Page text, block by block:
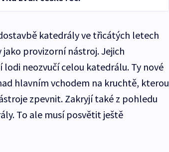
katedrály ve třicátých letech
provizorní nástroj. Jejich
neozvučí celou katedrálu. Ty nové
hlavním vchodem na kruchtě, kterou
zpevnit. Zakryjí také z pohledu
To ale musí posvětit ještě